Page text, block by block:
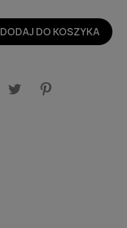
DODAJ DO KOSZYKA